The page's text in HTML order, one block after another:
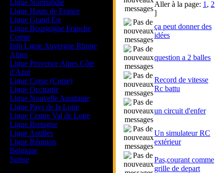
Ligue Normandie
Ligue Hauts de France
Ligue Grand Est
Ligue Bourgogne Franche
Comte
Info Ligue Auvergne Rhone
Alpes
Ligue Provence Alpes Côte
d'Azur
Ligue Corse (Corse)
Ligue Occitanie
Ligue Nouvelle Aquitaine
Ligue Pays de la Loire
Ligue Centre Val de Loire
Ligue Bretagne
Ligue Antilles
Ligue Réunion
Belgique
Suisse
Aller à la page: 1 , 2
]
ça peut donner des
idées
question a 2 balles
Record de vitesse
Rc battu
un circuit d'enfer
Un simulateur RC
extérieur
Pas,courant comme
grille de depart